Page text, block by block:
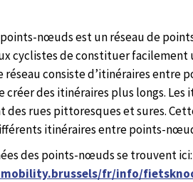
points-nœuds est un réseau de
cyclistes de constituer facilement
réseau consiste d’itinéraires entre
des itinéraires plus longs. Les
rues pittoresques et sures.
itinéraires entre points-
des points-nœuds se trouvent ici:
fr/info/